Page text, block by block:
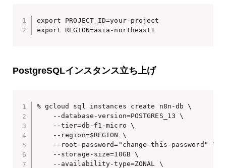
export PROJECT_ID=your-project
export REGION=asia-northeast1
PostgreSQLインスタンス立ち上げ
% gcloud sql instances create n8n-db \
    --database-version=POSTGRES_13 \
    --tier=db-f1-micro \
    --region=$REGION \
    --root-password="change-this-password" \
    --storage-size=10GB \
    --availability-type=ZONAL \